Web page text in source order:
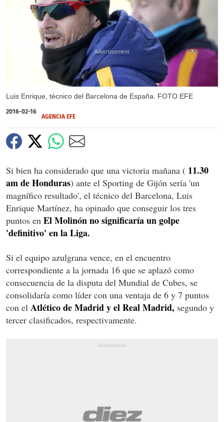
Luis Enrique, técnico del Barcelona de España. FOTO EFE
X
2016-02-16
AGENCIA EFE
Si bien ha considerado que una victoria mañana ( 11.30
am de Honduras) ante el Sporting de Gijón sería 'un
magnífico resultado', el técnico del Barcelona, Luis
Enrique Martínez, ha opinado que conseguir los tres
puntos en El Molinón no significaría un golpe
'definitivo' en la Liga.
Si el equipo azulgrana vence, en el encuentro
correspondiente a la jornada 16 que se aplazó como
consecuencia de la disputa del Mundial de Cubes, se
consolidaría como líder con una ventaja de 6 y 7 puntos
con el Atlético de Madrid y el Real Madrid, segundo y
tercer clasificados, respectivamente.